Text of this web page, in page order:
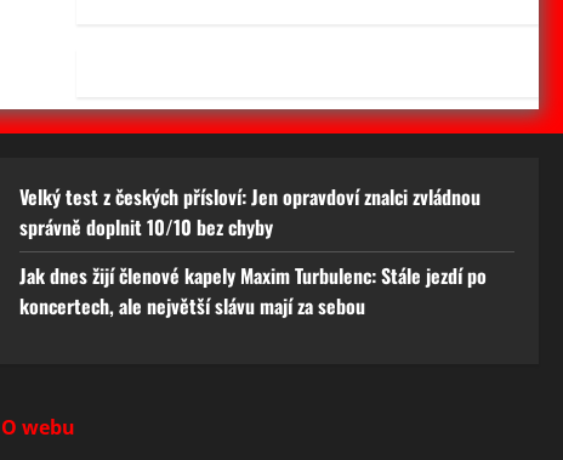
Velký test z českých přísloví: Jen opravdoví znalci zvládnou
správně doplnit 10/10 bez chyby
Jak dnes žijí členové kapely Maxim Turbulenc: Stále jezdí po
koncertech, ale největší slávu mají za sebou
O webu